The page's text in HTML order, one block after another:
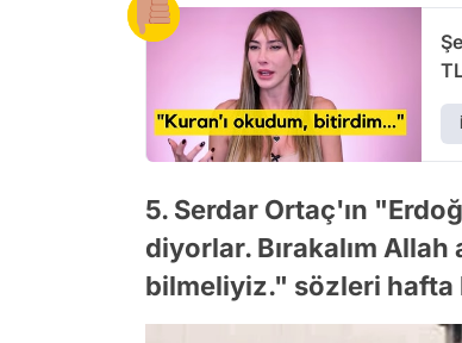
5. Serdar Ortaç'ın
diyorlar. Bırakalım
bilmeliyiz." sözleri